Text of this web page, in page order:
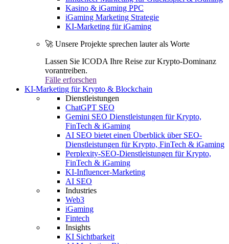
Kasino & iGaming PPC
iGaming Marketing Strategie
KI-Marketing für iGaming
🚀 Unsere Projekte sprechen lauter als Worte
Lassen Sie ICODA Ihre Reise zur Krypto-Dominanz
vorantreiben.
Fälle erforschen
KI-Marketing für Krypto & Blockchain
Dienstleistungen
ChatGPT SEO
Gemini SEO Dienstleistungen für Krypto,
FinTech & iGaming
AI SEO bietet einen Überblick über SEO-
Dienstleistungen für Krypto, FinTech & iGaming
Perplexity-SEO-Dienstleistungen für Krypto,
FinTech & iGaming
KI-Influencer-Marketing
AI SEO
Industries
Web3
iGaming
Fintech
Insights
KI Sichtbarkeit